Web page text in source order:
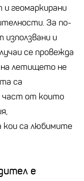
геомаркирани
За по-
и
се провежда
летището не
са
част от които
кои са любимите
е